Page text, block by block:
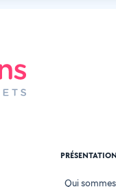
PRÉSENTATION
Qui